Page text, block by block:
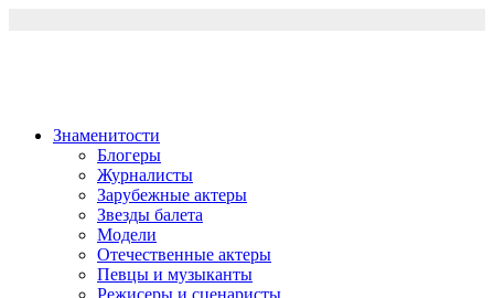
Знаменитости
Блогеры
Журналисты
Зарубежные актеры
Звезды балета
Модели
Отечественные актеры
Певцы и музыканты
Режисеры и сценаристы